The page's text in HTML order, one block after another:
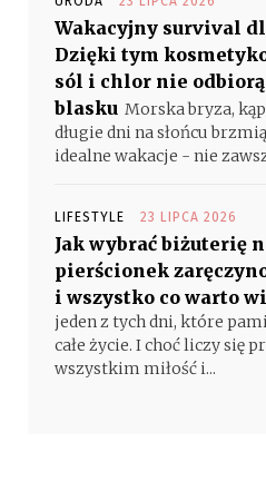
Wakacyjny survival
Dzięki tym
sól i chlor nie
blasku Morska bryza,
długie dni na słońcu
idealne wakacje - nie
LIFESTYLE 23 LIPCA 2026
Jak wybrać biżuterię
pierścionek
i wszystko co warto
jeden z tych dni, które
całe życie. I choć liczy się
wszystkim miłość i...